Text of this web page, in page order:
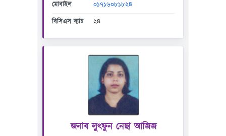
মোবাইল
০১৭১৬০৮১৮২৪
বিসিএস ব্যাচ
২৪
জনাব লুৎফুন নেছা আজিজ